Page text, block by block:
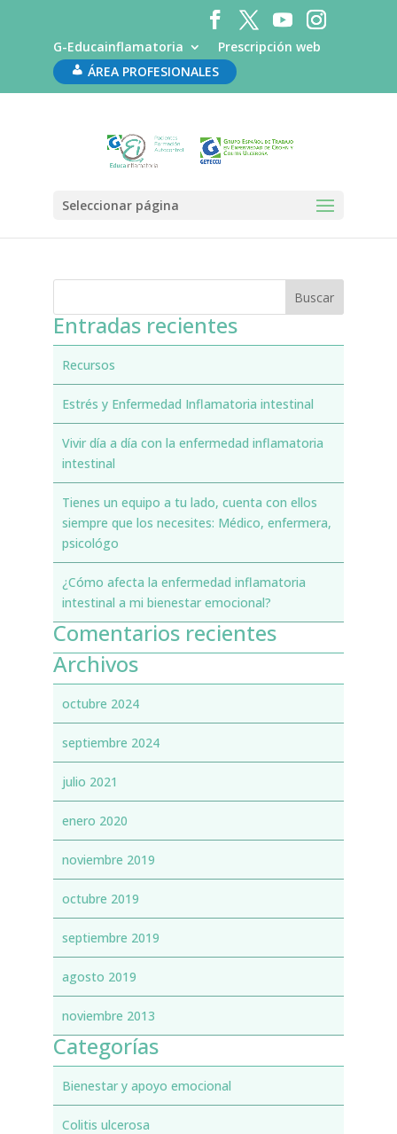
G-Educainflamatoria
Prescripción web
ÁREA PROFESIONALES
Seleccionar página
Hospital General La Mancha Centro
Entradas recientes
Recursos
Estrés y Enfermedad Inflamatoria intestinal
Vivir día a día con la enfermedad inflamatoria
intestinal
Tienes un equipo a tu lado, cuenta con ellos
siempre que los necesites: Médico, enfermera,
psicológo
¿Cómo afecta la enfermedad inflamatoria
intestinal a mi bienestar emocional?
Comentarios recientes
Archivos
octubre 2024
septiembre 2024
julio 2021
enero 2020
noviembre 2019
octubre 2019
septiembre 2019
agosto 2019
noviembre 2013
Categorías
Bienestar y apoyo emocional
Colitis ulcerosa